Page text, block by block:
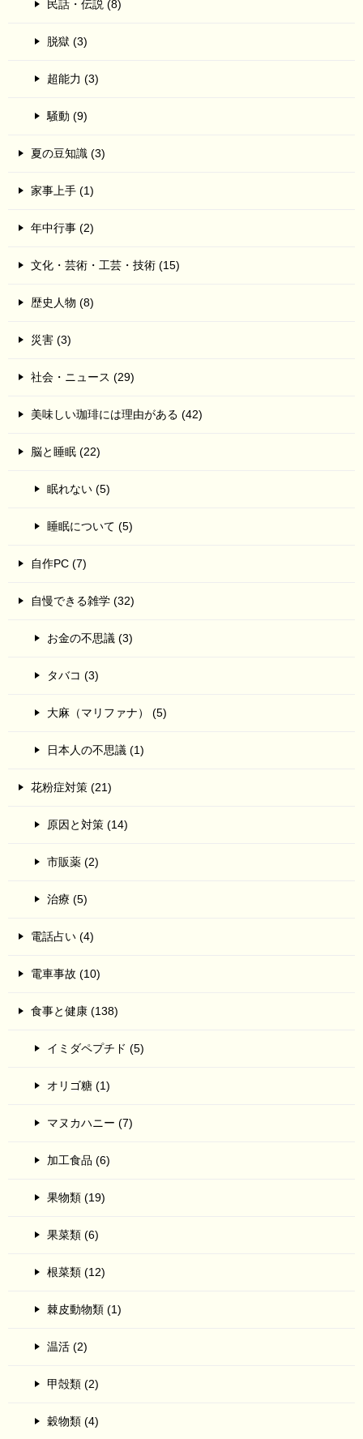
民話・伝説 (8)
脱獄 (3)
超能力 (3)
騒動 (9)
夏の豆知識 (3)
家事上手 (1)
年中行事 (2)
文化・芸術・工芸・技術 (15)
歴史人物 (8)
災害 (3)
社会・ニュース (29)
美味しい珈琲には理由がある (42)
脳と睡眠 (22)
眠れない (5)
睡眠について (5)
自作PC (7)
自慢できる雑学 (32)
お金の不思議 (3)
タバコ (3)
大麻（マリファナ） (5)
日本人の不思議 (1)
花粉症対策 (21)
原因と対策 (14)
市販薬 (2)
治療 (5)
電話占い (4)
電車事故 (10)
食事と健康 (138)
イミダペプチド (5)
オリゴ糖 (1)
マヌカハニー (7)
加工食品 (6)
果物類 (19)
果菜類 (6)
根菜類 (12)
棘皮動物類 (1)
温活 (2)
甲殻類 (2)
穀物類 (4)